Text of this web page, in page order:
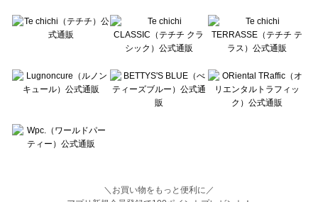
＼お買い物をもっと便利に／